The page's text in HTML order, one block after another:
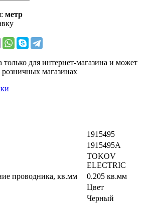
метр
только для интернет-магазина и может
розничных магазинах
1915495
1915495А
TOKOV
ELECTRIC
проводника, кв.мм
0.205 кв.мм
Цвет
Черный